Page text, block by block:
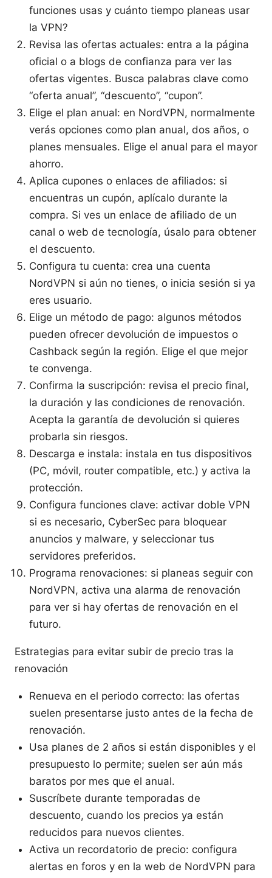
funciones usas y cuánto tiempo planeas usar
la VPN?
Revisa las ofertas actuales: entra a la página
oficial o a blogs de confianza para ver las
ofertas vigentes. Busca palabras clave como
“oferta anual”, “descuento”, “cupon”.
Elige el plan anual: en NordVPN, normalmente
verás opciones como plan anual, dos años, o
planes mensuales. Elige el anual para el mayor
ahorro.
Aplica cupones o enlaces de afiliados: si
encuentras un cupón, aplícalo durante la
compra. Si ves un enlace de afiliado de un
canal o web de tecnología, úsalo para obtener
el descuento.
Configura tu cuenta: crea una cuenta
NordVPN si aún no tienes, o inicia sesión si ya
eres usuario.
Elige un método de pago: algunos métodos
pueden ofrecer devolución de impuestos o
Cashback según la región. Elige el que mejor
te convenga.
Confirma la suscripción: revisa el precio final,
la duración y las condiciones de renovación.
Acepta la garantía de devolución si quieres
probarla sin riesgos.
Descarga e instala: instala en tus dispositivos
(PC, móvil, router compatible, etc.) y activa la
protección.
Configura funciones clave: activar doble VPN
si es necesario, CyberSec para bloquear
anuncios y malware, y seleccionar tus
servidores preferidos.
Programa renovaciones: si planeas seguir con
NordVPN, activa una alarma de renovación
para ver si hay ofertas de renovación en el
futuro.
Estrategias para evitar subir de precio tras la
renovación
Renueva en el periodo correcto: las ofertas
suelen presentarse justo antes de la fecha de
renovación.
Usa planes de 2 años si están disponibles y el
presupuesto lo permite; suelen ser aún más
baratos por mes que el anual.
Suscríbete durante temporadas de
descuento, cuando los precios ya están
reducidos para nuevos clientes.
Activa un recordatorio de precio: configura
alertas en foros y en la web de NordVPN para